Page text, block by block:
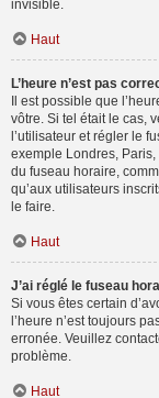
invisible.
Haut
L’heure n’est pas
Il est possible que
vôtre. Si tel était le cas,
l’utilisateur et régler le
exemple Londres,
du fuseau horaire,
qu’aux utilisateurs
le faire.
Haut
J’ai réglé le fuseau
Si vous êtes certain
l’heure n’est toujours
erronée. Veuillez
problème.
Haut